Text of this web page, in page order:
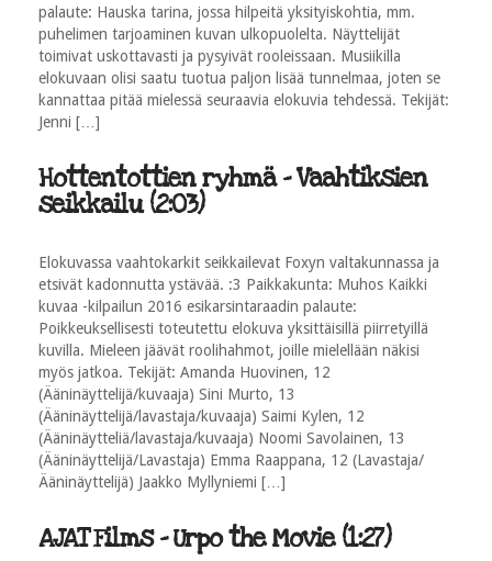
palaute: Hauska tarina, jossa hilpeitä yksityiskohtia, mm.
puhelimen tarjoaminen kuvan ulkopuolelta. Näyttelijät
toimivat uskottavasti ja pysyivät rooleissaan. Musiikilla
elokuvaan olisi saatu tuotua paljon lisää tunnelmaa, joten se
kannattaa pitää mielessä seuraavia elokuvia tehdessä. Tekijät:
Jenni […]
Hottentottien ryhmä - Vaahtiksien
seikkailu (2:03)
Elokuvassa vaahtokarkit seikkailevat Foxyn valtakunnassa ja
etsivät kadonnutta ystävää. :3 Paikkakunta: Muhos Kaikki
kuvaa -kilpailun 2016 esikarsintaraadin palaute:
Poikkeuksellisesti toteutettu elokuva yksittäisillä piirretyillä
kuvilla. Mieleen jäävät roolihahmot, joille mielellään näkisi
myös jatkoa. Tekijät: Amanda Huovinen, 12
(Ääninäyttelijä/kuvaaja) Sini Murto, 13
(Ääninäyttelijä/lavastaja/kuvaaja) Saimi Kylen, 12
(Ääninäytteliä/lavastaja/kuvaaja) Noomi Savolainen, 13
(Ääninäyttelijä/Lavastaja) Emma Raappana, 12 (Lavastaja/
Ääninäyttelijä) Jaakko Myllyniemi […]
AJAT Films - Urpo the Movie (1:27)